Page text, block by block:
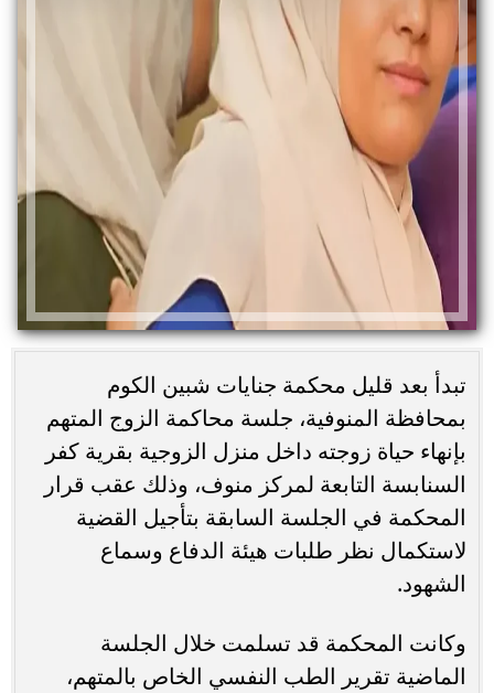
تبدأ بعد قليل محكمة جنايات شبين الكوم
بمحافظة المنوفية، جلسة محاكمة الزوج المتهم
بإنهاء حياة زوجته داخل منزل الزوجية بقرية كفر
السنابسة التابعة لمركز منوف، وذلك عقب قرار
المحكمة في الجلسة السابقة بتأجيل القضية
لاستكمال نظر طلبات هيئة الدفاع وسماع
الشهود.
وكانت المحكمة قد تسلمت خلال الجلسة
الماضية تقرير الطب النفسي الخاص بالمتهم،